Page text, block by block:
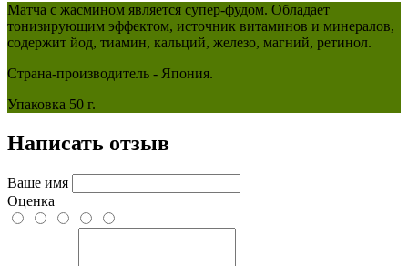
Матча с жасмином является супер-фудом. Обладает
тонизирующим эффектом, источник витаминов и минералов,
содержит йод, тиамин, кальций, железо, магний, ретинол.
Страна-производитель - Япония.
Упаковка 50 г.
Написать отзыв
Ваше имя
Оценка